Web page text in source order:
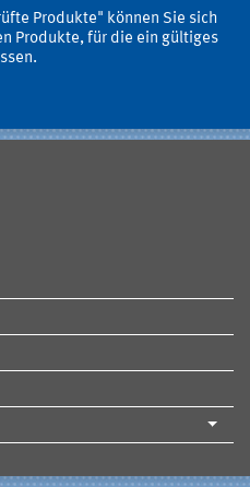
Produkte" können Sie sich
Produkte, für die ein gültiges